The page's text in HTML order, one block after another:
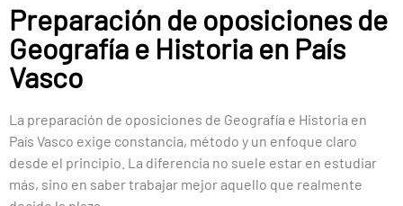
Preparación de oposiciones de
Geografía e Historia en País
Vasco
La preparación de oposiciones de Geografía e Historia en
País Vasco exige constancia, método y un enfoque claro
desde el principio. La diferencia no suele estar en estudiar
más, sino en saber trabajar mejor aquello que realmente